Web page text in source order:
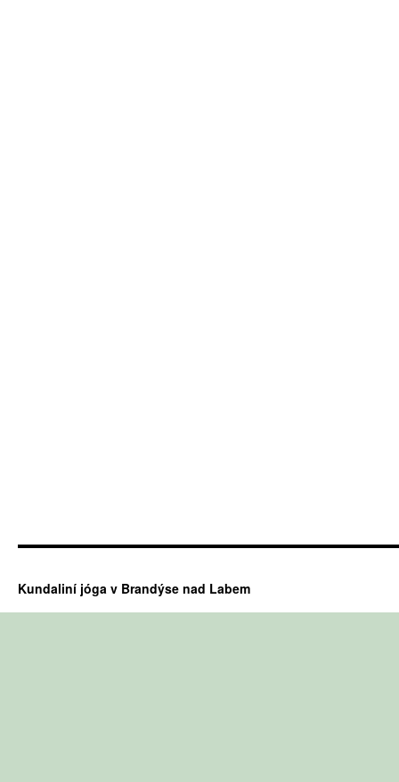
Kundaliní jóga v Brandýse nad Labem